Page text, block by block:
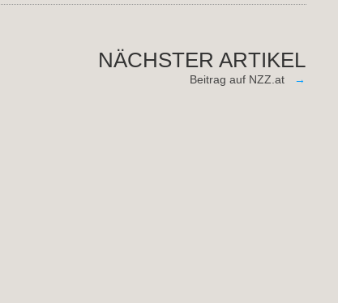
NÄCHSTER ARTIKEL
Beitrag auf NZZ.at →